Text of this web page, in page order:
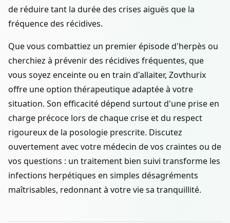
de réduire tant la durée des crises aiguës que la
fréquence des récidives.
Que vous combattiez un premier épisode d'herpès ou
cherchiez à prévenir des récidives fréquentes, que
vous soyez enceinte ou en train d'allaiter, Zovthurix
offre une option thérapeutique adaptée à votre
situation. Son efficacité dépend surtout d'une prise en
charge précoce lors de chaque crise et du respect
rigoureux de la posologie prescrite. Discutez
ouvertement avec votre médecin de vos craintes ou de
vos questions : un traitement bien suivi transforme les
infections herpétiques en simples désagréments
maîtrisables, redonnant à votre vie sa tranquillité.